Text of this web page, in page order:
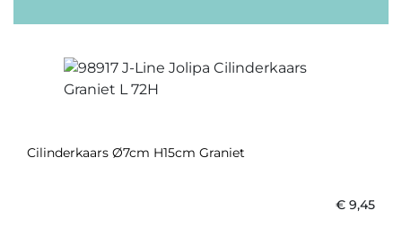
Cilinderkaars Ø7cm H15cm Graniet
€ 9,45